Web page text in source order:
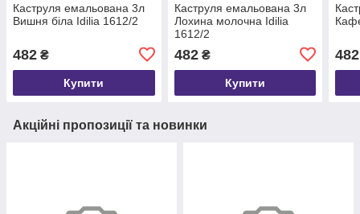
Каструля емальована 3л
Вишня біла Idilia 1612/2
482 ₴
Купити
Каструля емальована 3л
Лохина молочна Idilia
1612/2
482₴
Купити
482
Акційні пропозиції та новинки